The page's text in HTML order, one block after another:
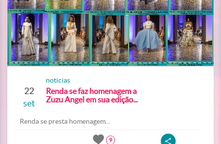
22
set
noticias
Renda se faz homenagem a
Zuzu Angel em sua edição...
Renda se presta homenagem...
9